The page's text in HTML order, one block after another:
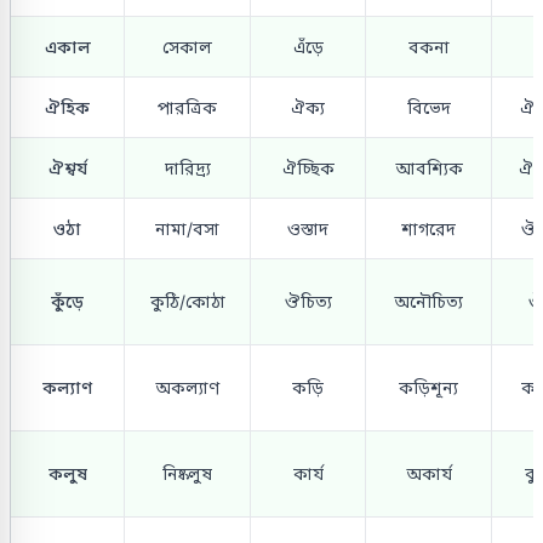
একাল সেকাল এঁড়ে বকনা
ঐহিক পারত্রিক ঐক্য বিভেদ
ঐশ্বর্য দারিদ্র্য ঐচ্ছিক আবশ্যিক
ওঠা নামা/বসা ওস্তাদ শাগরেদ
কুঁড়ে কুঠি/কোঠা ঔচিত্য অনৌচিত্য
কল্যাণ অকল্যাণ কড়ি কড়িশূন্য
কলুষ নিষ্কলুষ কার্য অকার্য